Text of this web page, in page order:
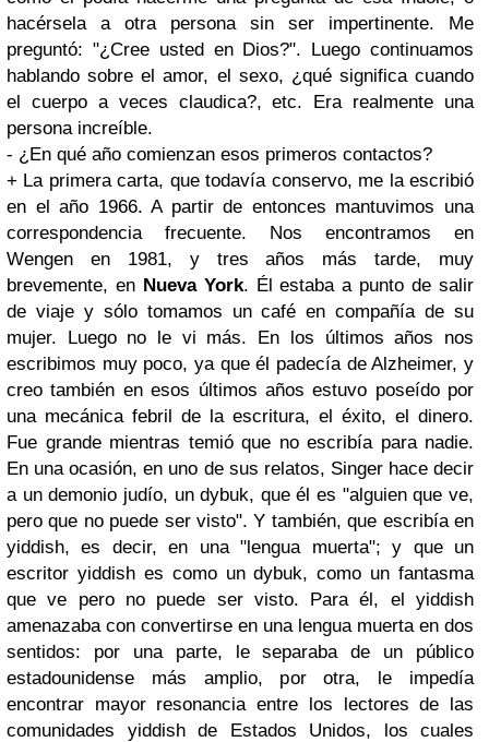
hacérsela a otra persona sin ser impertinente. Me
preguntó: "¿Cree usted en Dios?". Luego continuamos
hablando sobre el amor, el sexo, ¿qué significa cuando
el cuerpo a veces claudica?, etc. Era realmente una
persona increíble.
- ¿En qué año comienzan esos primeros contactos?
+ La primera carta, que todavía conservo, me la escribió
en el año 1966. A partir de entonces mantuvimos una
correspondencia frecuente. Nos encontramos en
Wengen en 1981, y tres años más tarde, muy
brevemente, en Nueva York. Él estaba a punto de salir
de viaje y sólo tomamos un café en compañía de su
mujer. Luego no le vi más. En los últimos años nos
escribimos muy poco, ya que él padecía de Alzheimer, y
creo también en esos últimos años estuvo poseído por
una mecánica febril de la escritura, el éxito, el dinero.
Fue grande mientras temió que no escribía para nadie.
En una ocasión, en uno de sus relatos, Singer hace decir
a un demonio judío, un dybuk, que él es "alguien que ve,
pero que no puede ser visto". Y también, que escribía en
yiddish, es decir, en una "lengua muerta"; y que un
escritor yiddish es como un dybuk, como un fantasma
que ve pero no puede ser visto. Para él, el yiddish
amenazaba con convertirse en una lengua muerta en dos
sentidos: por una parte, le separaba de un público
estadounidense más amplio, por otra, le impedía
encontrar mayor resonancia entre los lectores de las
comunidades yiddish de Estados Unidos, los cuales